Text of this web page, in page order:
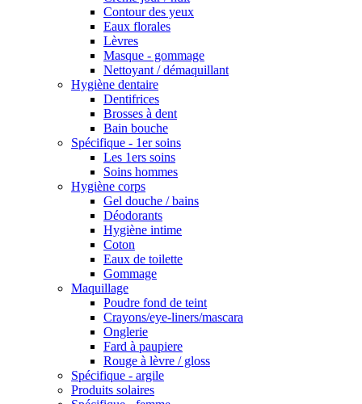
Contour des yeux
Eaux florales
Lèvres
Masque - gommage
Nettoyant / démaquillant
Hygiène dentaire
Dentifrices
Brosses à dent
Bain bouche
Spécifique - 1er soins
Les 1ers soins
Soins hommes
Hygiène corps
Gel douche / bains
Déodorants
Hygiène intime
Coton
Eaux de toilette
Gommage
Maquillage
Poudre fond de teint
Crayons/eye-liners/mascara
Onglerie
Fard à paupiere
Rouge à lèvre / gloss
Spécifique - argile
Produits solaires